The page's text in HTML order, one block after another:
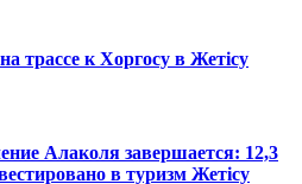
трассе к Хоргосу в Жетісу
Алаколя завершается: 12,3
в туризм Жетісу